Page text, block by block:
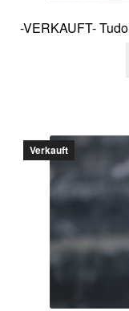
-VERKAUFT-
Verkauft